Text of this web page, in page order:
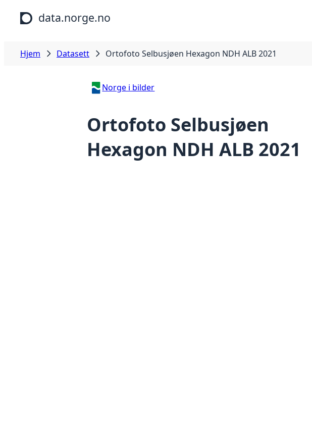
Hopp til hovedinnhold
data.norge.no
Hjem Datasett Ortofoto Selbusjøen Hexagon NDH ALB 2021
Norge i bilder
Ortofoto Selbusjøen
Hexagon NDH ALB 2021